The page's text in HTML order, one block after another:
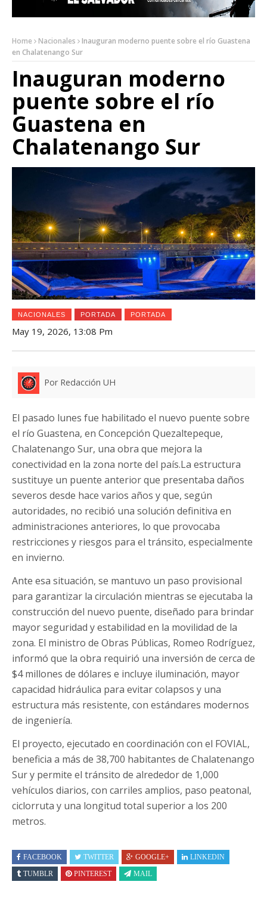
Home Nacionales
Inauguran moderno puente sobre el río Guastena
en Chalatenango Sur
Inauguran moderno
puente sobre el río
Guastena en
Chalatenango Sur
NACIONALES PORTADA PORTADA
May 19, 2026, 13:08 Pm
Por Redacción UH
El pasado lunes fue habilitado el nuevo puente sobre
el río Guastena, en Concepción Quezaltepeque,
Chalatenango Sur, una obra que mejora la
conectividad en la zona norte del país.La estructura
sustituye un puente anterior que presentaba daños
severos desde hace varios años y que, según
autoridades, no recibió una solución definitiva en
administraciones anteriores, lo que provocaba
restricciones y riesgos para el tránsito, especialmente
en invierno.
Ante esa situación, se mantuvo un paso provisional
para garantizar la circulación mientras se ejecutaba la
construcción del nuevo puente, diseñado para brindar
mayor seguridad y estabilidad en la movilidad de la
zona. El ministro de Obras Públicas, Romeo Rodríguez,
informó que la obra requirió una inversión de cerca de
$4 millones de dólares e incluye iluminación, mayor
capacidad hidráulica para evitar colapsos y una
estructura más resistente, con estándares modernos
de ingeniería.
El proyecto, ejecutado en coordinación con el FOVIAL,
beneficia a más de 38,700 habitantes de Chalatenango
Sur y permite el tránsito de alrededor de 1,000
vehículos diarios, con carriles amplios, paso peatonal,
ciclorruta y una longitud total superior a los 200
metros.
FACEBOOK TWITTER GOOGLE+
LINKEDIN
TUMBLR
PINTEREST MAIL